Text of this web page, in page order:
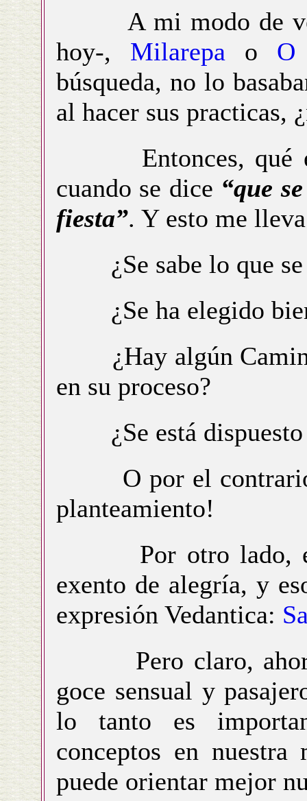
A mi modo de ver
hoy-, Milarepa o O
búsqueda, no lo
al hacer sus practicas,
Entonces, qué es
cuando se dice “que
fiesta”. Y esto me
¿Se sabe lo que se
¿Se ha elegido
¿Hay algún
en su proceso?
¿Se está dispuesto
O por el contrario,
planteamiento!
Por otro lado, el
exento de alegría, y
expresión Vedantica:
Pero claro, ahora
goce sensual y
lo tanto es
conceptos en
puede orientar mejor